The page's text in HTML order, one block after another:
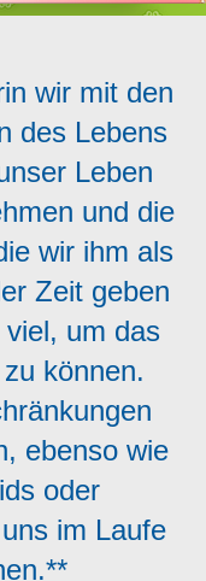
wir mit den
des Lebens
Leben
und die
wir ihm als
Zeit geben
um das
können.
ebenso wie
oder
im Laufe